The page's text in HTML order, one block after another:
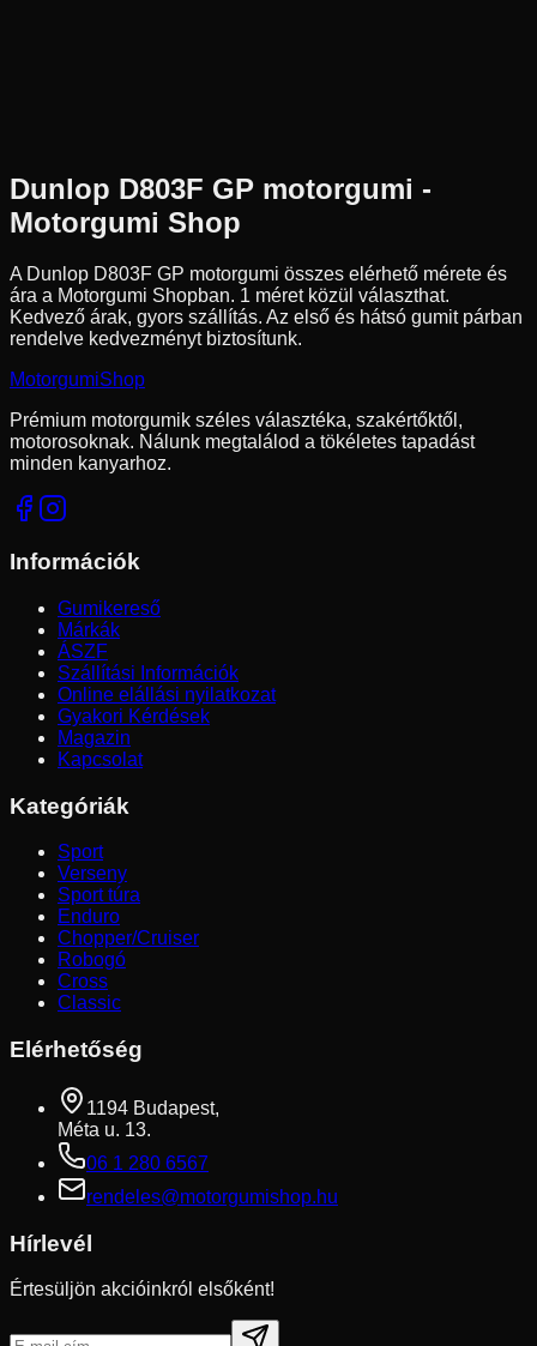
Dunlop D803F GP motorgumi -
Motorgumi Shop
A Dunlop D803F GP motorgumi összes elérhető mérete és
ára a Motorgumi Shopban. 1 méret közül választhat.
Kedvező árak, gyors szállítás. Az első és hátsó gumit párban
rendelve kedvezményt biztosítunk.
MotorgumiShop
Prémium motorgumik széles választéka, szakértőktől,
motorosoknak. Nálunk megtalálod a tökéletes tapadást
minden kanyarhoz.
Információk
Gumikereső
Márkák
ÁSZF
Szállítási Információk
Online elállási nyilatkozat
Gyakori Kérdések
Magazin
Kapcsolat
Kategóriák
Sport
Verseny
Sport túra
Enduro
Chopper/Cruiser
Robogó
Cross
Classic
Elérhetőség
1194 Budapest,
Méta u. 13.
06 1 280 6567
rendeles@motorgumishop.hu
Hírlevél
Értesüljön akcióinkról elsőként!